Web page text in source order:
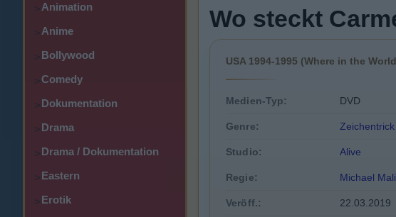
>Animation
>Anime
>Bollywood
>Comedy
>Dokumentation
>Drama
>Drama / Dokumentation
>Eastern
>Erotik
Wo steckt
USA 1994-1995 (Where in the
Medien-Typ: DVD
Genre: Zeichentrick
Studio: Alive
Regie: Michael
Veröff.: 22.03.2019